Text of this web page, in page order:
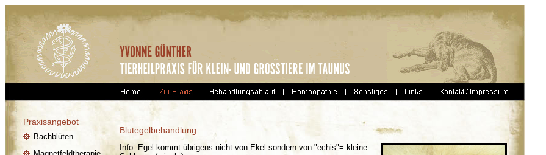
Praxisangebot
Bachblüten
Blutegelbehandlung
Info: Egel kommt übrigens nicht von Ekel sondern von "echis"= kleine